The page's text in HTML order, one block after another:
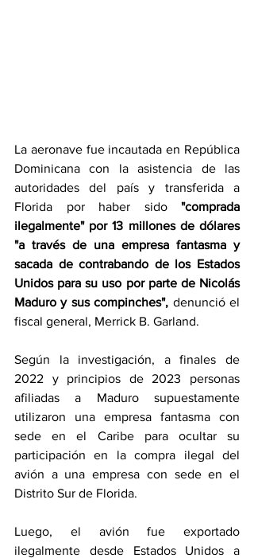
La aeronave fue incautada en República
Dominicana con la asistencia de las
autoridades del país y transferida a
Florida por haber sido "comprada
ilegalmente" por 13 millones de dólares
"a través de una empresa fantasma y
sacada de contrabando de los Estados
Unidos para su uso por parte de Nicolás
Maduro y sus compinches", denunció el
fiscal general, Merrick B. Garland.
Según la investigación, a finales de
2022 y principios de 2023 personas
afiliadas a Maduro supuestamente
utilizaron una empresa fantasma con
sede en el Caribe para ocultar su
participación en la compra ilegal del
avión a una empresa con sede en el
Distrito Sur de Florida.
Luego, el avión fue exportado
ilegalmente desde Estados Unidos a